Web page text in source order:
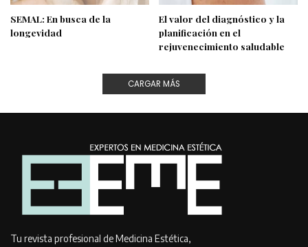
SEMAL: En busca de la
longevidad
El valor del diagnóstico y la
planificación en el
rejuvenecimiento saludable
CARGAR MÁS
Tu revista profesional de Medicina Estética,